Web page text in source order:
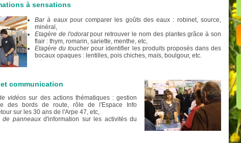
à sensations
Barà eauxpour comparer les goûts des eaux : robinet, source,
minéral,
Etagère de l'odoratpour retrouver le nom des plantes grâce à son
flair : thym, romarin, sariette, menthe, etc,
Etagère du toucherpour identifier les produits proposés dans des
bocaux opaques : lentilles, pois chiches, maïs, boulgour, etc.
communication
vidéos sur des actions thématiques : gestion
des bords de route, rôle de l'Espace Info
sur les 30 ans de l'Arpe 47, etc,
de panneauxd'information sur les activités du